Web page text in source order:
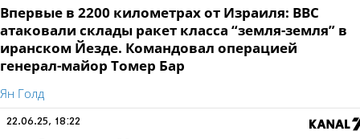
Впервые в 2200 километрах от Израиля: ВВС
атаковали склады ракет класса “земля-земля” в
иранском Йезде. Командовал операцией
генерал-майор Томер Бар
Ян Голд
22.06.25, 18:22